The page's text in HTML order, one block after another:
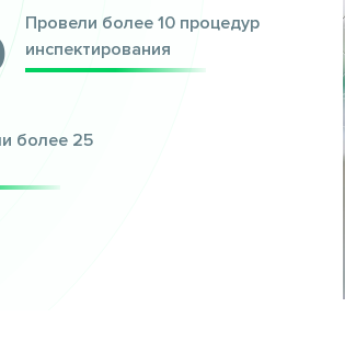
Провели более 10 процедур
инспектирования
более 25